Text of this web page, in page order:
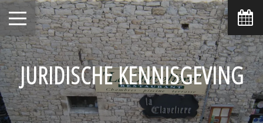
JURIDISCHE KENNISGEVING